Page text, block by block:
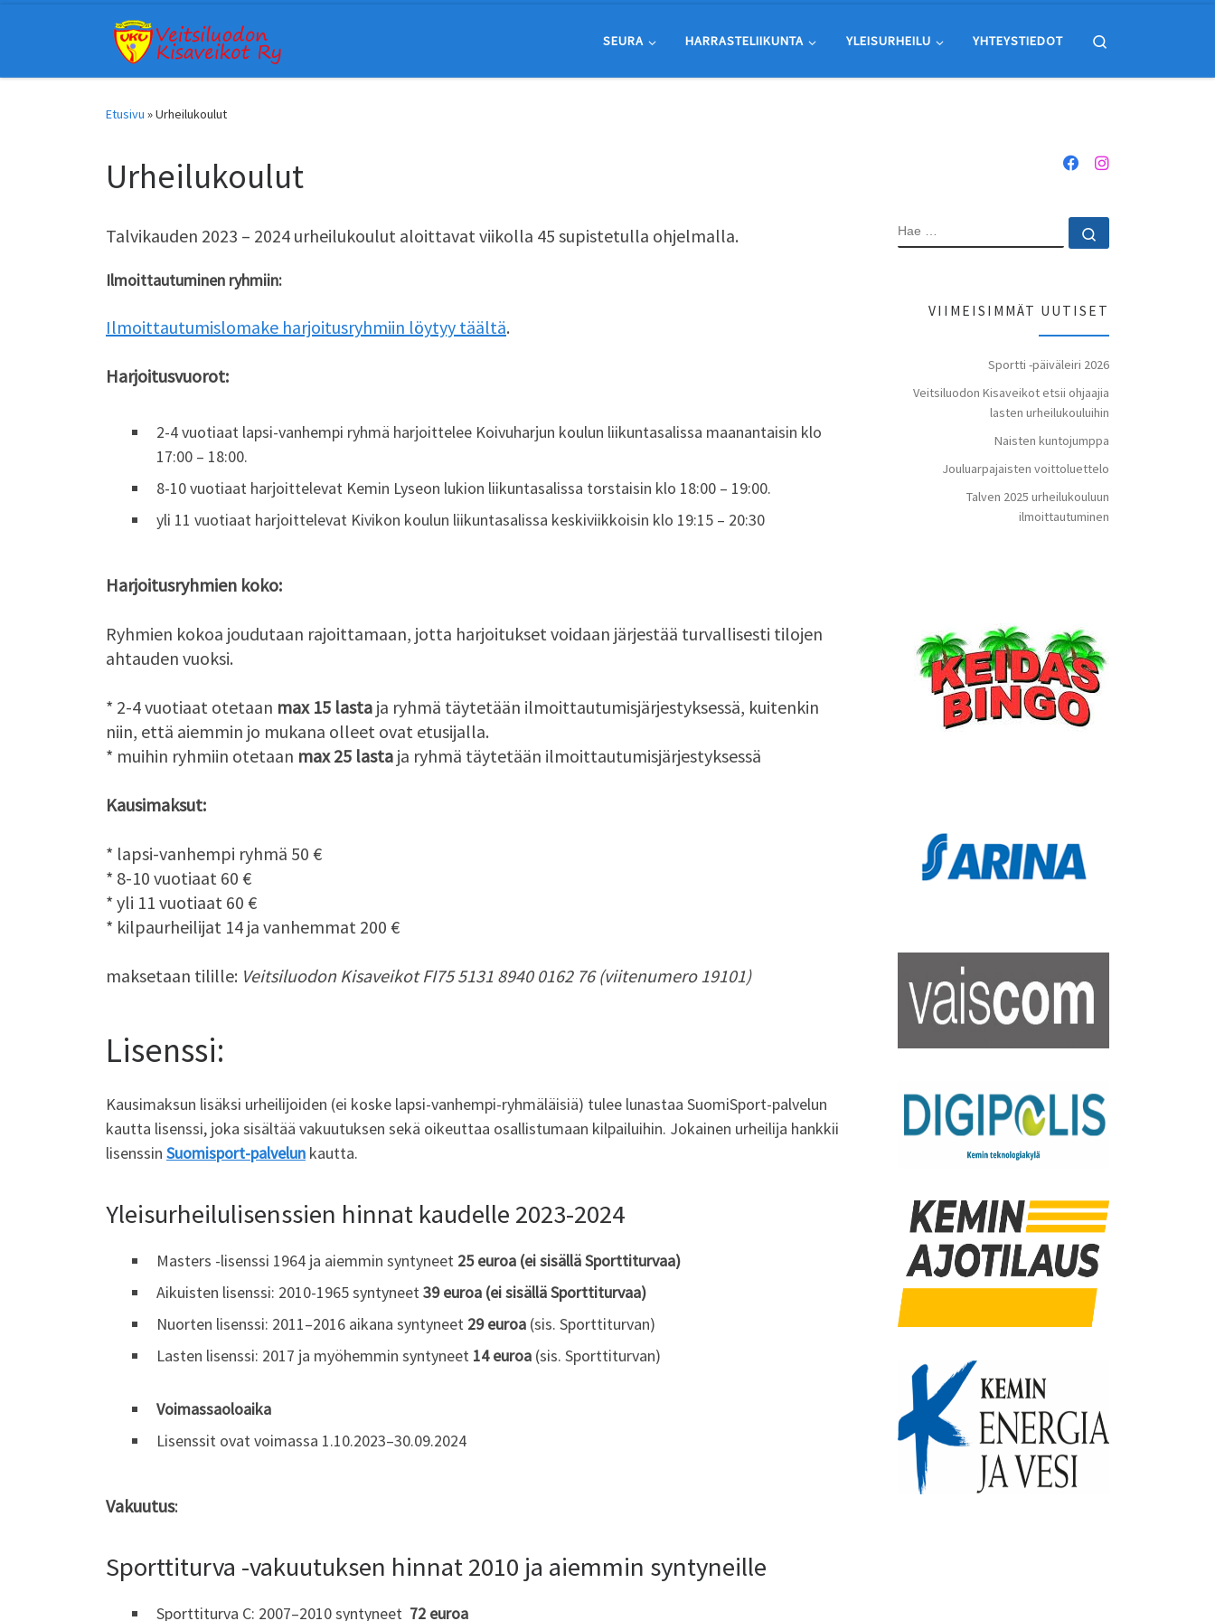
SEURA HARRASTELIIKUNTA YLEISURHEILU YHTEYSTIEDOT
Etusivu »Urheilukoulut
Urheilukoulut
Talvikauden 2023 – 2024 urheilukoulut aloittavat viikolla 45 supistetulla ohjelmalla.
Ilmoittautuminen ryhmiin:
Ilmoittautumislomake harjoitusryhmiin löytyy täältä.
Harjoitusvuorot:
2-4 vuotiaat lapsi-vanhempi ryhmä harjoittelee Koivuharjun koulun liikuntasalissa maanantaisin klo
17:00 – 18:00.
8-10 vuotiaat harjoittelevat Kemin Lyseon lukion liikuntasalissa torstaisin klo 18:00 – 19:00.
yli 11 vuotiaat harjoittelevat Kivikon koulun liikuntasalissa keskiviikkoisin klo 19:15 – 20:30
Harjoitusryhmien koko:
Ryhmien kokoa joudutaan rajoittamaan, jotta harjoitukset voidaan järjestää turvallisesti tilojen
ahtauden vuoksi.
* 2-4 vuotiaat otetaan max 15 lasta ja ryhmä täytetään ilmoittautumisjärjestyksessä, kuitenkin
niin, että aiemmin jo mukana olleet ovat etusijalla.
* muihin ryhmiin otetaan max 25 lasta ja ryhmä täytetään ilmoittautumisjärjestyksessä
Kausimaksut:
* lapsi-vanhempi ryhmä 50 €
* 8-10 vuotiaat 60 €
* yli 11 vuotiaat 60 €
* kilpaurheilijat 14 ja vanhemmat 200 €
maksetaan tilille: Veitsiluodon Kisaveikot FI75 5131 8940 0162 76 (viitenumero 19101)
Lisenssi:
Kausimaksun lisäksi urheilijoiden (ei koske lapsi-vanhempi-ryhmäläisiä) tulee lunastaa SuomiSport-palvelun
kautta lisenssi, joka sisältää vakuutuksen sekä oikeuttaa osallistumaan kilpailuihin. Jokainen urheilija hankkii
lisenssin Suomisport-palvelun kautta.
Yleisurheilulisenssien hinnat kaudelle 2023-2024
Masters -lisenssi 1964 ja aiemmin syntyneet 25 euroa (ei sisällä Sporttiturvaa)
Aikuisten lisenssi: 2010-1965 syntyneet39 euroa (ei sisällä Sporttiturvaa)
Nuorten lisenssi: 2011–2016 aikana syntyneet 29 euroa (sis. Sporttiturvan)
Lasten lisenssi: 2017 ja myöhemmin syntyneet 14 euroa (sis. Sporttiturvan)
Voimassaoloaika
Lisenssit ovat voimassa 1.10.2023–30.09.2024
Vakuutus:
Sporttiturva -vakuutuksen hinnat 2010 ja aiemmin syntyneille
Sporttiturva C: 2007–2010 syntyneet 72 euroa
HAE
VIIMEISIMMÄT UUTISET
Sportti -päiväleiri 2026
Veitsiluodon Kisaveikot etsii ohjaajia
lasten urheilukouluihin
Naisten kuntojumppa
Jouluarpajaisten voittoluettelo
Talven 2025 urheilukouluun
ilmoittautuminen